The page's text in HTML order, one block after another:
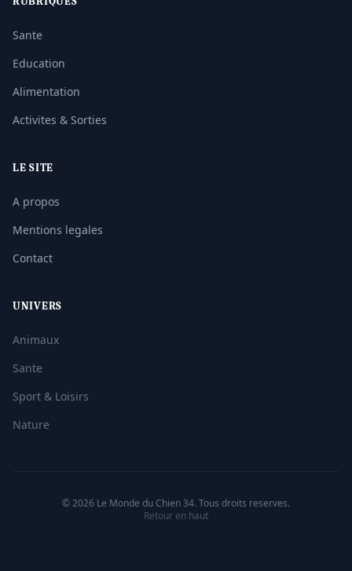
Sante
Education
Alimentation
Activites & Sorties
LE SITE
A propos
Mentions legales
Contact
UNIVERS
Animaux
Sante
Sport & Loisirs
Nature
© 2026 Le Monde du Chien 34. Tous droits reserves.
Retour en haut